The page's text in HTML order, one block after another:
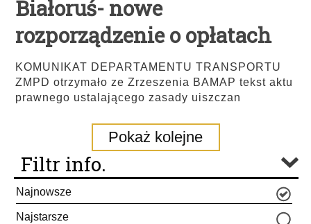
Białoruś- nowe
rozporządzenie o opłatach
KOMUNIKAT DEPARTAMENTU TRANSPORTU
ZMPD otrzymało ze Zrzeszenia BAMAP tekst aktu
prawnego ustalającego zasady uiszczan
Pokaż kolejne
Filtr info.
Najnowsze
Najstarsze